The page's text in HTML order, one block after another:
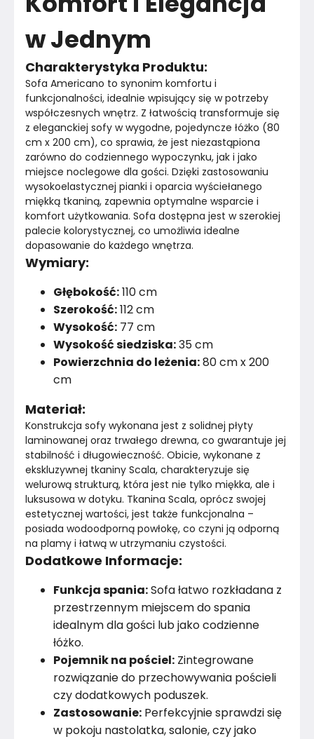
w Jednym
Charakterystyka Produktu:
Sofa Americano to synonim komfortu i
funkcjonalności, idealnie wpisujący się w potrzeby
współczesnych wnętrz. Z łatwością transformuje się
z eleganckiej sofy w wygodne, pojedyncze łóżko (80
cm x 200 cm), co sprawia, że jest niezastąpiona
zarówno do codziennego wypoczynku, jak i jako
miejsce noclegowe dla gości. Dzięki zastosowaniu
wysokoelastycznej pianki i oparcia wyściełanego
miękką tkaniną, zapewnia optymalne wsparcie i
komfort użytkowania. Sofa dostępna jest w szerokiej
palecie kolorystycznej, co umożliwia idealne
dopasowanie do każdego wnętrza.
Wymiary:
Głębokość:110 cm
Szerokość:112 cm
Wysokość: 77 cm
Wysokość siedziska:35 cm
Powierzchnia do leżenia:80 cm x 200
cm
Materiał:
Konstrukcja sofy wykonana jest z solidnej płyty
laminowanej oraz trwałego drewna, co gwarantuje jej
stabilność i długowieczność. Obicie, wykonane z
ekskluzywnej tkaniny Scala, charakteryzuje się
welurową strukturą, która jest nie tylko miękka, ale i
luksusowa w dotyku. Tkanina Scala, oprócz swojej
estetycznej wartości, jest także funkcjonalna –
posiada wodoodporną powłokę, co czyni ją odporną
na plamy i łatwą w utrzymaniu czystości.
Dodatkowe Informacje:
Funkcja spania:Sofa łatwo rozkładana z
przestrzennym miejscem do spania
idealnym dla gości lub jako codzienne
łóżko.
Pojemnik na pościel: Zintegrowane
rozwiązanie do przechowywania pościeli
czy dodatkowych poduszek.
Zastosowanie: Perfekcyjnie sprawdzi się
w pokoju nastolatka, salonie, czy jako